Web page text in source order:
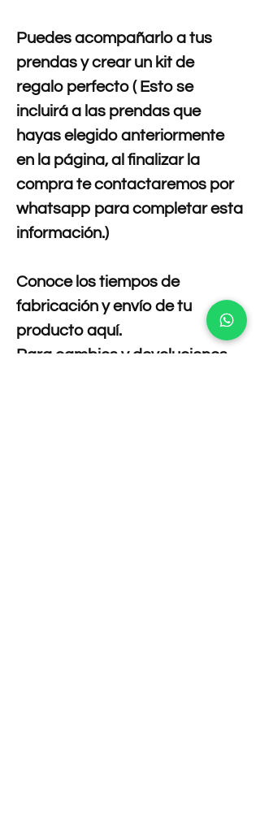
Puedes acompañarlo a tus
prendas y crear un kit de
regalo perfecto ( Esto se
incluirá a las prendas que
hayas elegido anteriormente
en la página, al finalizar la
compra te contactaremos por
whatsapp para completar esta
información.)
Conoce los tiempos de
fabricación y envío de tu
producto aquí.
Para cambios y devoluciones